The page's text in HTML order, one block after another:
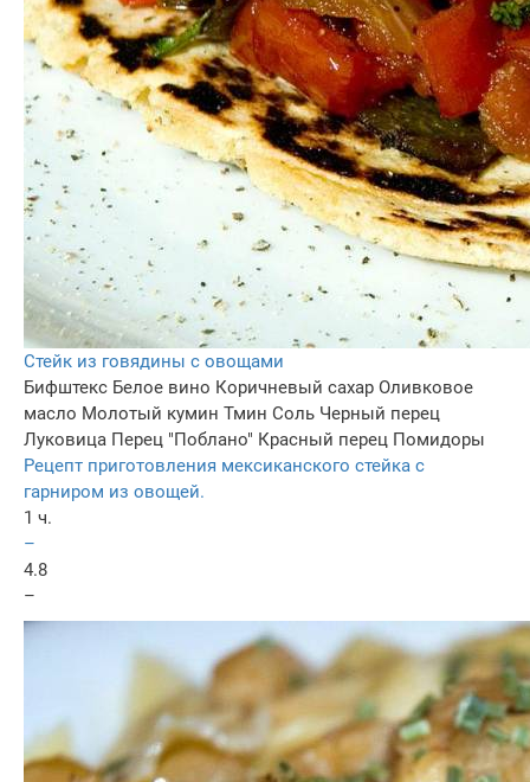
Стейк из говядины с овощами
Бифштекс Белое вино Коричневый сахар Оливковое
масло Молотый кумин Тмин Соль Черный перец
Луковица Перец "Поблано" Красный перец Помидоры
Рецепт приготовления мексиканского стейка с
гарниром из овощей.
1 ч.
–
4.8
–